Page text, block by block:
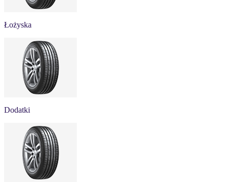
Łożyska
Dodatki